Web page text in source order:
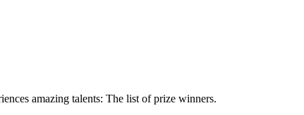
amazing talents: The list of prize winners.